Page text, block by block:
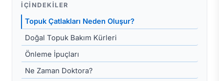
İÇINDEKILER
Topuk Çatlakları Neden Oluşur?
Doğal Topuk Bakım Kürleri
Önleme İpuçları
Ne Zaman Doktora?